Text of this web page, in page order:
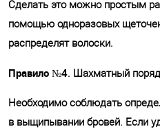
Сделать это можно простым
помощью одноразовых
распределят волоски.
Правило №4. Шахматный
Необходимо соблюдать
в выщипывании бровей. Если